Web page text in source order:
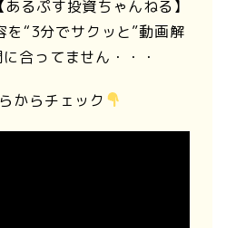
るぷす投資ちゃんねる】
を“3分でサクッと”動画解
合ってません・・・
からチェック